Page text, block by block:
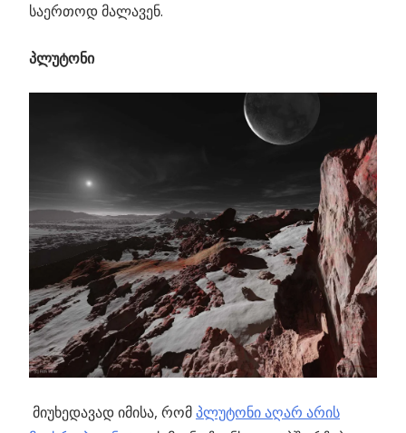
საერთოდ მალავენ.
პლუტონი
მიუხედავად იმისა, რომპლუტონი აღარ არის